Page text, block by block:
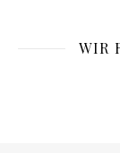
WIR